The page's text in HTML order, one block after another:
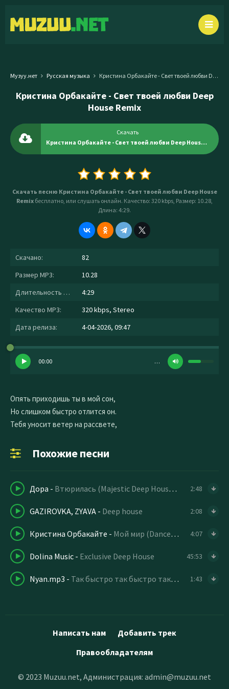
Музуу.нет Русская музыка Кристина Орбакайте - Свет твоей любви Deep House Remix
Кристина Орбакайте - Свет твоей любви Deep
House Remix
Скачать
Кристина Орбакайте - Свет твоей любви Deep House Remix
Скачать песню Кристина Орбакайте - Свет твоей любви Deep House
Remix бесплатно, или слушать онлайн. Качество: 320 kbps, Размер: 10.28,
Длина: 4:29.
Скачано:
82
Размер MP3:
10.28
Длительность MP3:
4:29
Качество MP3:
320 kbps, Stereo
Дата релиза:
4-04-2026, 09:47
00:00 …
Опять приходишь ты в мой сон,
Но слишком быстро отлится он.
Тебя уносит ветер на рассвете,
Похожие песни
Дора - Втюрилась (Majestic Deep House Remix) 2:48
GAZIROVKA, ZYAVA - Deep house 2:08
Кристина Орбакайте - Мой мир (Dance remix) 4:07
Dolina Music - Exclusive Deep House 45:53
Nyan.mp3 - Так быстро так быстро так быстро так быстро 1:43
Написать нам
Добавить трек
Правообладателям
© 2023 Muzuu.net, Администрация: admin@muzuu.net